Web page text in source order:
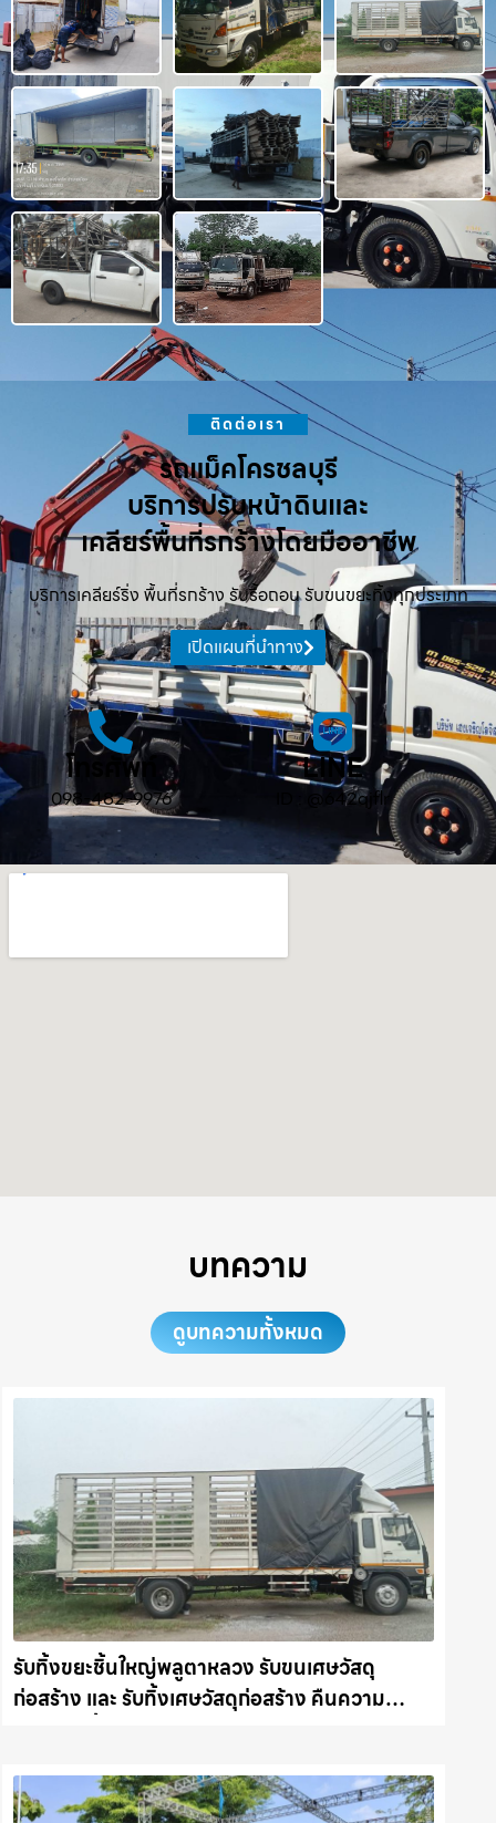
ติดต่อเรา
รถแม็คโครชลบุรี
บริการปรับหน้าดินและ
เคลียร์พื้นที่รกร้างโดยมืออาชีพ
บริการเคลียร์ริ่ง พื้นที่รกร้าง รับรื้อถอน รับขนขยะทิ้งทุกประเภท
เปิดแผนที่นำทาง
โทรศัพท์
098-482-9976
LINE
ID : @642qjflr
บทความ
ดูบทความทั้งหมด
รับทิ้งขยะชิ้นใหญ่พลูตาหลวง รับขนเศษวัสดุ
ก่อสร้าง และ รับทิ้งเศษวัสดุก่อสร้าง คืนความ